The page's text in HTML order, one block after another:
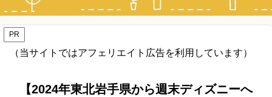
PR
（当サイトではアフェリエイト広告を利用しています）
【2024年東北岩手県から週末ディズニーへ